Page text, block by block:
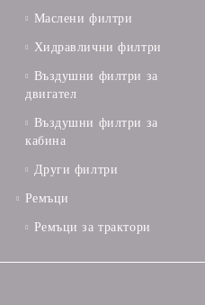
Маслени филтри
Хидравлични филтри
Въздушни филтри за
двигател
Въздушни филтри за
кабина
Други филтри
Ремъци
Ремъци за трактори